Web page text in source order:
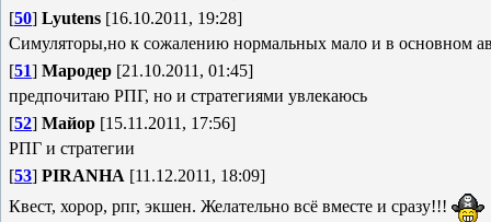
[50] Lyutens [16.10.2011, 19:28]
Симуляторы,но к сожалению нормальных мало и в основном
[51] Мародер [21.10.2011, 01:45]
предпочитаю РПГ, но и стратегиями увлекаюсь
[52] Майор [15.11.2011, 17:56]
РПГ и стратегии
[53] PIRANHA [11.12.2011, 18:09]
Квест, хорор, рпг, экшен. Желательно всё вместе и сразу!!!